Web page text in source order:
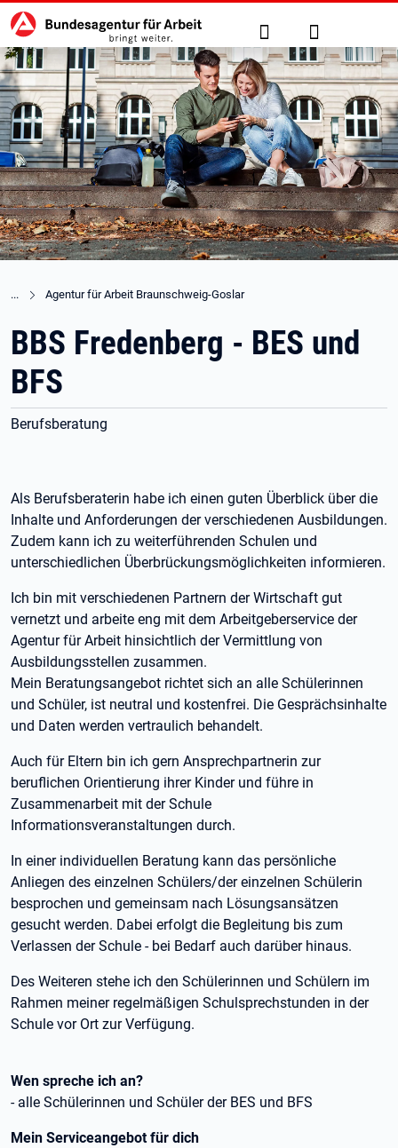
zu den Hauptinhalten springen
Hauptnavigation Suche Anmelden
Agentur für Arbeit Braunschweig-Goslar
BBS Fredenberg - BES und
BFS
Berufsberatung
Als Berufsberaterin habe ich einen guten Überblick über die
Inhalte und Anforderungen der verschiedenen Ausbildungen.
Zudem kann ich zu weiterführenden Schulen und
unterschiedlichen Überbrückungsmöglichkeiten informieren.
Ich bin mit verschiedenen Partnern der Wirtschaft gut
vernetzt und arbeite eng mit dem Arbeitgeberservice der
Agentur für Arbeit hinsichtlich der Vermittlung von
Ausbildungsstellen zusammen.
Mein Beratungsangebot richtet sich an alle Schülerinnen
und Schüler, ist neutral und kostenfrei. Die Gesprächsinhalte
und Daten werden vertraulich behandelt.
Auch für Eltern bin ich gern Ansprechpartnerin zur
beruflichen Orientierung ihrer Kinder und führe in
Zusammenarbeit mit der Schule
Informationsveranstaltungen durch.
In einer individuellen Beratung kann das persönliche
Anliegen des einzelnen Schülers/der einzelnen Schülerin
besprochen und gemeinsam nach Lösungsansätzen
gesucht werden. Dabei erfolgt die Begleitung bis zum
Verlassen der Schule - bei Bedarf auch darüber hinaus.
Des Weiteren stehe ich den Schülerinnen und Schülern im
Rahmen meiner regelmäßigen Schulsprechstunden in der
Schule vor Ort zur Verfügung.
Wen spreche ich an?
- alle Schülerinnen und Schüler der BES und BFS
Mein Serviceangebot für dich